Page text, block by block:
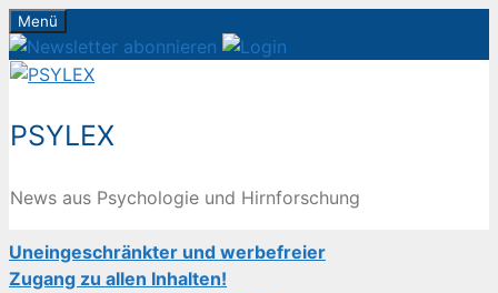
Zum
Inhalt
springen
Menü
PSYLEX
News aus Psychologie und Hirnforschung
Uneingeschränkter und werbefreier
Zugang zu allen Inhalten!